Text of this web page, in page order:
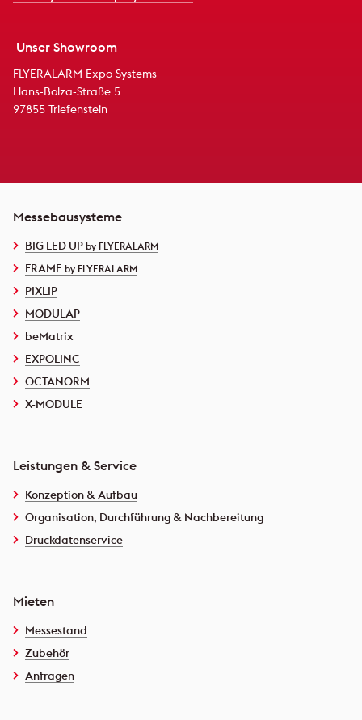
Unser Showroom
FLYERALARM Expo Systems
Hans-Bolza-Straße 5
97855 Triefenstein
Messebausysteme
BIG LED UP by FLYERALARM
FRAME by FLYERALARM
PIXLIP
MODULAP
beMatrix
EXPOLINC
OCTANORM
X-MODULE
Leistungen & Service
Konzeption & Aufbau
Organisation, Durchführung & Nachbereitung
Druckdatenservice
Mieten
Messestand
Zubehör
Anfragen